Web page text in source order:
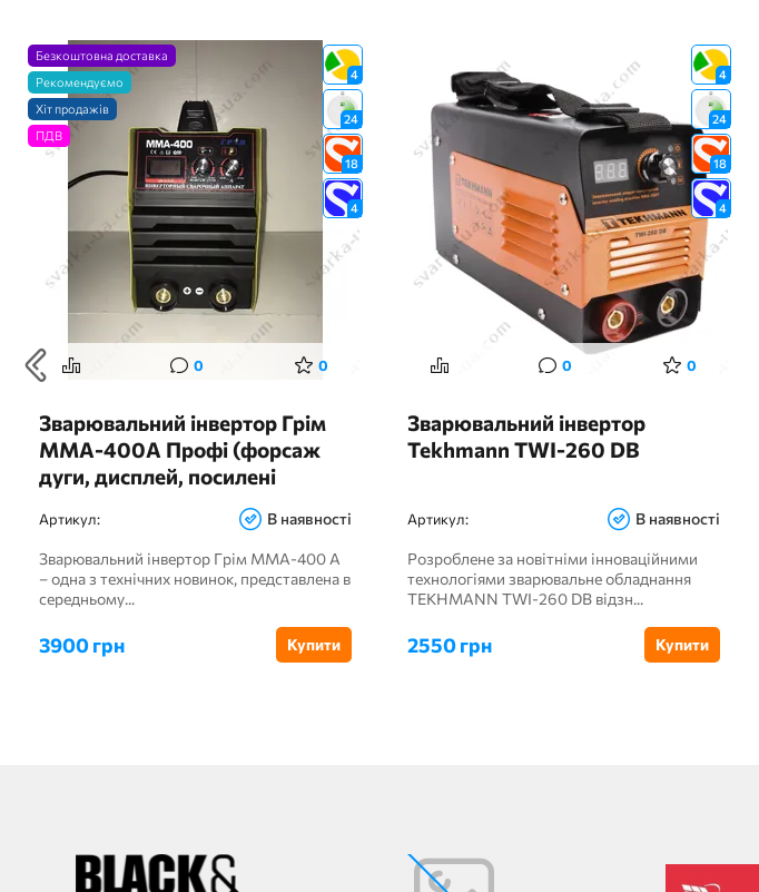
4
24
18
4
Безкоштовна доставка
Рекомендуємо
Хіт продажів
ПДВ
0 0
Зварювальний інвертор Грім
MMA-400A Профі (форсаж
дуги, дисплей, посилені
байонети, кабелю 3м)
Артикул: В наявності
Зварювальний інвертор Грім MMA-400 А
– одна з технічних новинок, представлена ​​в
середньому...
3900 грн Купити
4
24
18
4
0 0
Зварювальний інвертор
Tekhmann TWI-260 DB
Артикул: В наявності
Розроблене за новітніми інноваційними
технологіями зварювальне обладнання
TEKHMANN TWI-260 DB відзн...
2550 грн Купити